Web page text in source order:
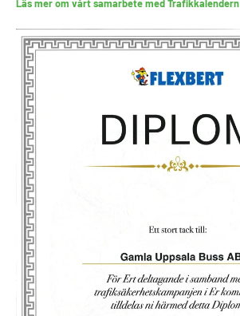
Läs mer om vårt samarbete med Trafikkalendern